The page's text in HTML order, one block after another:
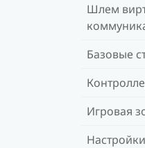
Шлем
Базовые
Игровая
Настройки